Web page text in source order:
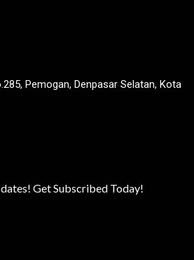
Pemogan, Denpasar Selatan, Kota
Get Subscribed Today!